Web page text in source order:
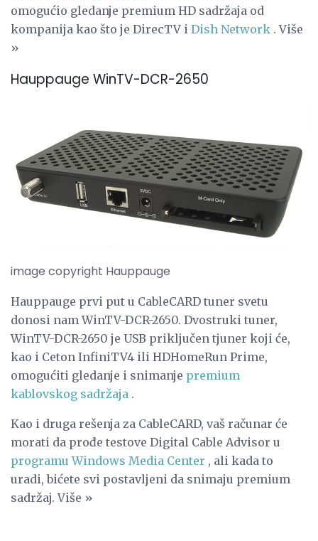
omogućio gledanje premium HD sadržaja od
kompanija kao što je DirecTV i Dish Network . Više
»
Hauppauge WinTV-DCR-2650
image copyright Hauppauge
Hauppauge prvi put u CableCARD tuner svetu
donosi nam WinTV-DCR-2650. Dvostruki tuner,
WinTV-DCR-2650 je USB priključen tjuner koji će,
kao i Ceton InfiniTV4 ili HDHomeRun Prime,
omogućiti gledanje i snimanje premium
kablovskog sadržaja .
Kao i druga rešenja za CableCARD, vaš računar će
morati da prođe testove Digital Cable Advisor u
programu Windows Media Center , ali kada to
uradi, bićete svi postavljeni da snimaju premium
sadržaj. Više »